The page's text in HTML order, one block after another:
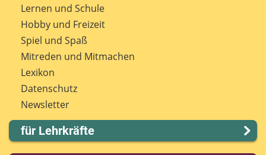
Kontakt
Impressum
Internet-ABC Sitemap
Barrierefreiheit
Länderprojekte
Lernen und Schule
Hobby und Freizeit
Spiel und Spaß
Mitreden und Mitmachen
Lexikon
Datenschutz
Newsletter
für Lehrkräfte